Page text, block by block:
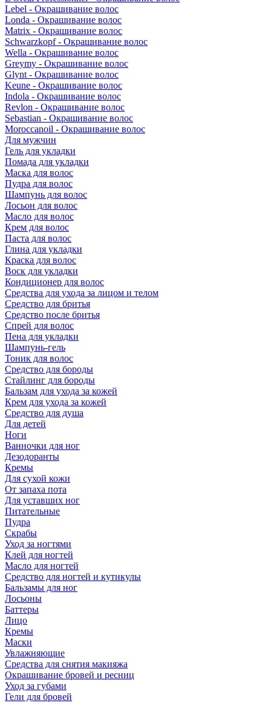
Lebel - Окрашивание волос
Londa - Окрашивание волос
Matrix - Окрашивание волос
Schwarzkopf - Окрашивание волос
Wella - Окрашивание волос
Greymy - Окрашивание волос
Glynt - Окрашивание волос
Keune - Окрашивание волос
Indola - Окрашивание волос
Revlon - Окрашивание волос
Sebastian - Окрашивание волос
Moroccanoil - Окрашивание волос
Для мужчин
Гель для укладки
Помада для укладки
Маска для волос
Пудра для волос
Шампунь для волос
Лосьон для волос
Масло для волос
Крем для волос
Паста для волос
Глина для укладки
Краска для волос
Воск для укладки
Кондиционер для волос
Средства для ухода за лицом и телом
Средство для бритья
Средство после бритья
Спрей для волос
Пена для укладки
Шампунь-гель
Тоник для волос
Средство для бороды
Стайлинг для бороды
Бальзам для ухода за кожей
Крем для ухода за кожей
Средство для душа
Для детей
Ноги
Ванночки для ног
Дезодоранты
Кремы
Для сухой кожи
От запаха пота
Для уставших ног
Питательные
Пудра
Скрабы
Уход за ногтями
Клей для ногтей
Масло для ногтей
Средство для ногтей и кутикулы
Бальзамы для ног
Лосьоны
Баттеры
Лицо
Кремы
Маски
Увлажняющие
Средства для снятия макияжа
Окрашивание бровей и ресниц
Уход за губами
Гели для бровей